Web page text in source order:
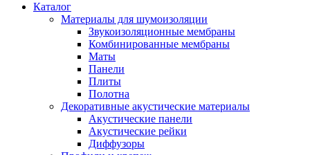
Каталог
Материалы для шумоизоляции
Звукоизоляционные мембраны
Комбинированные мембраны
Маты
Панели
Плиты
Полотна
Декоративные акустические материалы
Акустические панели
Акустические рейки
Диффузоры